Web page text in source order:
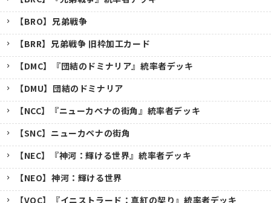
【BRO】兄弟戦争
【BRR】兄弟戦争 旧枠加工カード
【DMC】『団結のドミナリア』統率者デッキ
【DMU】団結のドミナリア
【NCC】『ニューカペナの街角』統率者デッキ
【SNC】ニューカペナの街角
【NEC】『神河：輝ける世界』統率者デッキ
【NEO】神河：輝ける世界
【VOC】『イニストラード：真紅の契り』統率者デッキ